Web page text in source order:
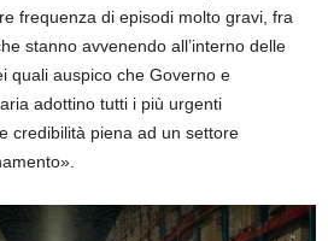
frequenza di episodi molto gravi, fra
stanno avvenendo all’interno delle
quali auspico che Governo e
adottino tutti i più urgenti
credibilità piena ad un settore